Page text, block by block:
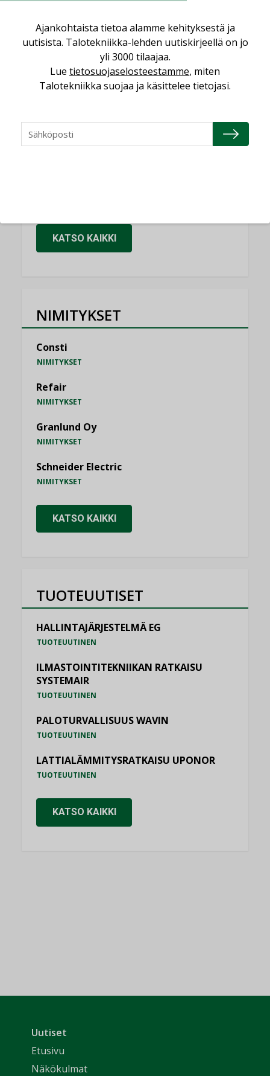
Sähköistäminen säästää euroja
KOLUMNI
Yli miljoona kotia on vailla toimivaa
ilmanvaihtoa
Miten varmistetaan EPD-dokumenteista
saatavien tietojen vertailukelpoisuus?
KOLUMNI
KATSO KAIKKI
NIMITYKSET
Consti
NIMITYKSET
Refair
NIMITYKSET
Granlund Oy
NIMITYKSET
Schneider Electric
NIMITYKSET
KATSO KAIKKI
TUOTEUUTISET
HALLINTAJÄRJESTELMÄ EG
TUOTEUUTINEN
ILMASTOINTITEKNIIKAN RATKAISU
SYSTEMAIR
TUOTEUUTINEN
PALOTURVALLISUUS WAVIN
TUOTEUUTINEN
LATTIALÄMMITYSRATKAISU UPONOR
TUOTEUUTINEN
KATSO KAIKKI
Uutiset
Etusivu
Näkökulmat
Ajankohtaista tietoa alamme kehityksestä ja
uutisista. Talotekniikka-lehden uutiskirjeellä on jo
yli 3000 tilaajaa.
Lue tietosuojaselosteestamme, miten
Talotekniikka suojaa ja käsittelee tietojasi.